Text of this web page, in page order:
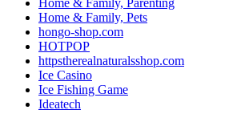
Home & Family, Parenting
Home & Family, Pets
hongo-shop.com
HOTPOP
httpstherealnaturalsshop.com
Ice Casino
Ice Fishing Game
Ideatech